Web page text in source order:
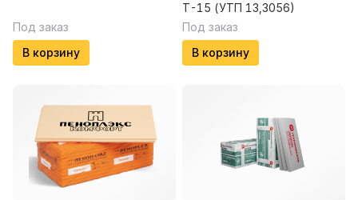
Под заказ
В корзину
Т-15 (УТП 13,3056)
Под заказ
В корзину